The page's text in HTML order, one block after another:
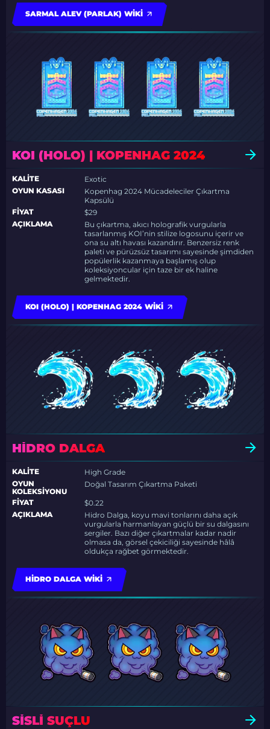
SARMAL ALEV (PARLAK) WIKI
KOI (HOLO) | KOPENHAG 2024
KALITE
Exotic
OYUN KASASI
Kopenhag 2024 Mücadeleciler Çıkartma
Kapsülü
FIYAT
$29
AÇIKLAMA
Bu çıkartma, akıcı holografik vurgularla
tasarlanmış KOI’nin stilize logosunu içerir ve
ona su altı havası kazandırır. Benzersiz renk
paleti ve pürüzsüz tasarımı sayesinde şimdiden
popülerlik kazanmaya başlamış olup
koleksiyoncular için taze bir ek haline
gelmektedir.
KOI (HOLO) | KOPENHAG 2024 WIKI
HIDRO DALGA
KALITE
High Grade
OYUN
KOLEKSIYONU
Doğal Tasarım Çıkartma Paketi
FIYAT
$0.22
AÇIKLAMA
Hidro Dalga, koyu mavi tonlarını daha açık
vurgularla harmanlayan güçlü bir su dalgasını
sergiler. Bazı diğer çıkartmalar kadar nadir
olmasa da, görsel çekiciliği sayesinde hâlâ
oldukça rağbet görmektedir.
HIDRO DALGA WIKI
SISLI SUÇLU